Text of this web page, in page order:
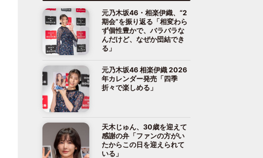
元乃木坂46・相楽伊織、“2
期会”を振り返る「相変わら
ず個性豊かで、バラバラな
んだけど、なぜか団結でき
る」
元乃木坂46 相楽伊織 2026
年カレンダー発売「四季
折々で楽しめる」
天木じゅん、30歳を迎えて
感謝の弁「ファンの方がい
たからこの日を迎えられて
いる」